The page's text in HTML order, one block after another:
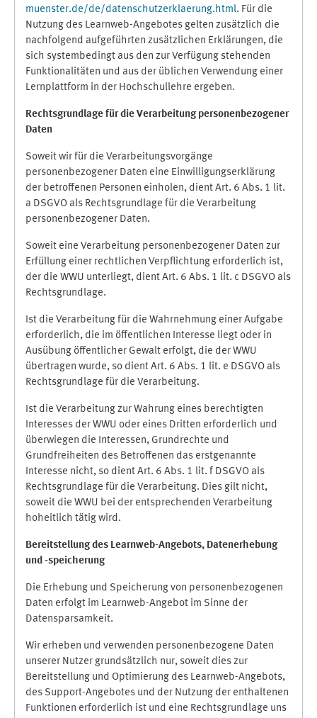
muenster.de/de/datenschutzerklaerung.html. Für die
Nutzung des Learnweb-Angebotes gelten zusätzlich die
nachfolgend aufgeführten zusätzlichen Erklärungen, die
sich systembedingt aus den zur Verfügung stehenden
Funktionalitäten und aus der üblichen Verwendung einer
Lernplattform in der Hochschullehre ergeben.
Rechtsgrundlage für die Verarbeitung personenbezogener
Daten
Soweit wir für die Verarbeitungsvorgänge
personenbezogener Daten eine Einwilligungserklärung
der betroffenen Personen einholen, dient Art. 6 Abs. 1 lit.
a DSGVO als Rechtsgrundlage für die Verarbeitung
personenbezogener Daten.
Soweit eine Verarbeitung personenbezogener Daten zur
Erfüllung einer rechtlichen Verpflichtung erforderlich ist,
der die WWU unterliegt, dient Art. 6 Abs. 1 lit. c DSGVO als
Rechtsgrundlage.
Ist die Verarbeitung für die Wahrnehmung einer Aufgabe
erforderlich, die im öffentlichen Interesse liegt oder in
Ausübung öffentlicher Gewalt erfolgt, die der WWU
übertragen wurde, so dient Art. 6 Abs. 1 lit. e DSGVO als
Rechtsgrundlage für die Verarbeitung.
Ist die Verarbeitung zur Wahrung eines berechtigten
Interesses der WWU oder eines Dritten erforderlich und
überwiegen die Interessen, Grundrechte und
Grundfreiheiten des Betroffenen das erstgenannte
Interesse nicht, so dient Art. 6 Abs. 1 lit. f DSGVO als
Rechtsgrundlage für die Verarbeitung. Dies gilt nicht,
soweit die WWU bei der entsprechenden Verarbeitung
hoheitlich tätig wird.
Bereitstellung des Learnweb-Angebots, Datenerhebung
und -speicherung
Die Erhebung und Speicherung von personenbezogenen
Daten erfolgt im Learnweb-Angebot im Sinne der
Datensparsamkeit.
Wir erheben und verwenden personenbezogene Daten
unserer Nutzer grundsätzlich nur, soweit dies zur
Bereitstellung und Optimierung des Learnweb-Angebots,
des Support-Angebotes und der Nutzung der enthaltenen
Funktionen erforderlich ist und eine Rechtsgrundlage uns